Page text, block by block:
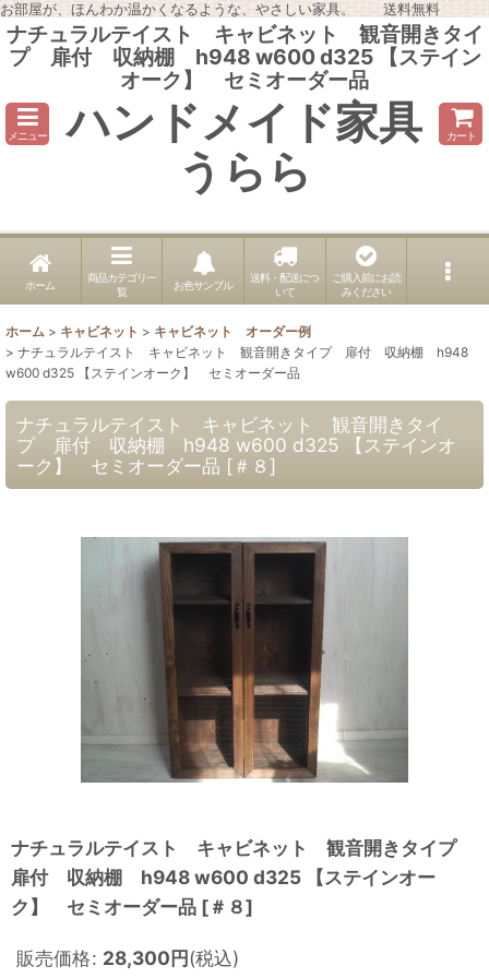
お部屋が、ほんわか温かくなるような、やさしい家具。 送料無料
ナチュラルテイスト キャビネット 観音開きタイ
プ 扉付 収納棚 h948 w600 d325 【ステイン
オーク】 セミオーダー品
メニュー ハンドメイド家具
うらら
カート
ホーム
商品カテゴリ一
覧
お色サンプル
送料・配送につ
いて
ご購入前にお読
みください
ホーム > キャビネット > キャビネット オーダー例
> ナチュラルテイスト キャビネット 観音開きタイプ 扉付 収納棚 h948
w600 d325 【ステインオーク】 セミオーダー品
ナチュラルテイスト キャビネット 観音開きタイ
プ 扉付 収納棚 h948 w600 d325 【ステインオ
ーク】 セミオーダー品 [＃８]
ナチュラルテイスト キャビネット 観音開きタイプ
扉付 収納棚 h948 w600 d325 【ステインオー
ク】 セミオーダー品 [＃８]
販売価格: 28,300円(税込)